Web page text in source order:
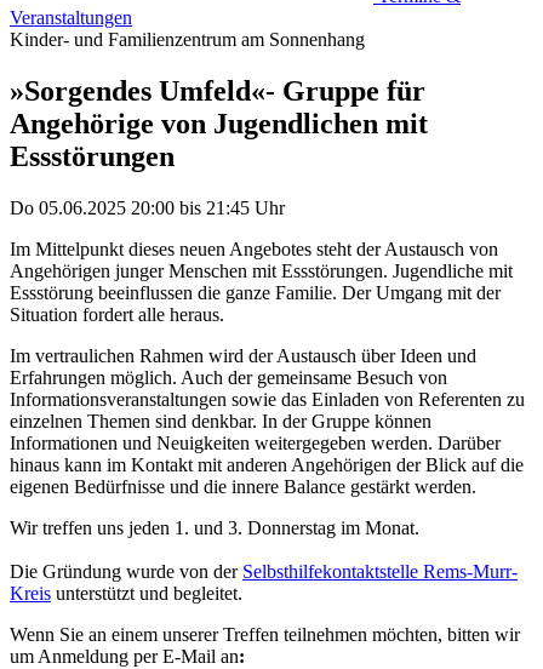
Veranstaltungen
Kinder- und Familienzentrum am Sonnenhang
»Sorgendes Umfeld«- Gruppe für
Angehörige von Jugendlichen mit
Essstörungen
Do 05.06.2025 20:00 bis 21:45 Uhr
Im Mittelpunkt dieses neuen Angebotes steht der Austausch von
Angehörigen junger Menschen mit Essstörungen. Jugendliche mit
Essstörung beeinflussen die ganze Familie. Der Umgang mit der
Situation fordert alle heraus.
Im vertraulichen Rahmen wird der Austausch über Ideen und
Erfahrungen möglich. Auch der gemeinsame Besuch von
Informationsveranstaltungen sowie das Einladen von Referenten zu
einzelnen Themen sind denkbar. In der Gruppe können
Informationen und Neuigkeiten weitergegeben werden. Darüber
hinaus kann im Kontakt mit anderen Angehörigen der Blick auf die
eigenen Bedürfnisse und die innere Balance gestärkt werden.
Wir treffen uns jeden 1. und 3. Donnerstag im Monat.
Die Gründung wurde von der Selbsthilfekontaktstelle Rems-Murr-
Kreis unterstützt und begleitet.
Wenn Sie an einem unserer Treffen teilnehmen möchten, bitten wir
um Anmeldung per E-Mail an: